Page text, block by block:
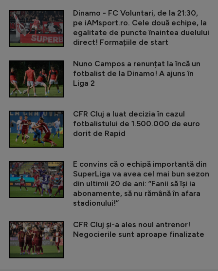
Dinamo - FC Voluntari, de la 21:30,
pe iAMsport.ro. Cele două echipe, la
egalitate de puncte înaintea duelului
direct! Formațiile de start
Nuno Campos a renunțat la încă un
fotbalist de la Dinamo! A ajuns în
Liga 2
CFR Cluj a luat decizia în cazul
fotbalistului de 1.500.000 de euro
dorit de Rapid
E convins că o echipă importantă din
SuperLiga va avea cel mai bun sezon
din ultimii 20 de ani: ”Fanii să își ia
abonamente, să nu rămână în afara
stadionului!”
CFR Cluj și-a ales noul antrenor!
Negocierile sunt aproape finalizate